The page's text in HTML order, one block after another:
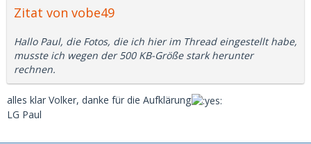
Zitat von vobe49
Hallo Paul, die Fotos, die ich hier im Thread eingestellt habe,
musste ich wegen der 500 KB-Größe stark herunter
rechnen.
alles klar Volker, danke für die Aufklärung
LG Paul